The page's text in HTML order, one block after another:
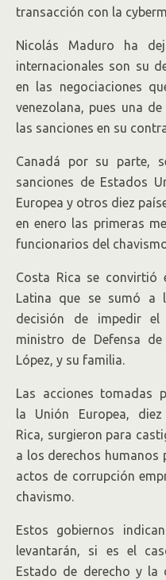
transacción con la
Nicolás Maduro ha
internacionales son su
en las negociaciones
venezolana, pues una
las sanciones en su
Canadá por su parte,
sanciones de Estados
Europea y otros diez
en enero las primeras
funcionarios del
Costa Rica se convirtió
Latina que se sumó a
decisión de impedir
ministro de Defensa de
López, y su familia.
Las acciones tomadas
la Unión Europea,
Rica, surgieron para
a los derechos
actos de corrupción
chavismo.
Estos gobiernos
levantarán, si es el
Estado de derecho y la